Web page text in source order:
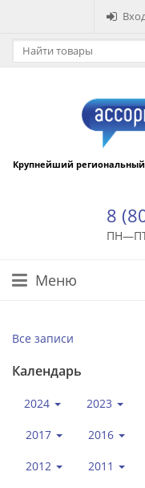
Крупнейший
8
Меню
Все записи
Календарь
2024 2023
2017 2016
2012 2011